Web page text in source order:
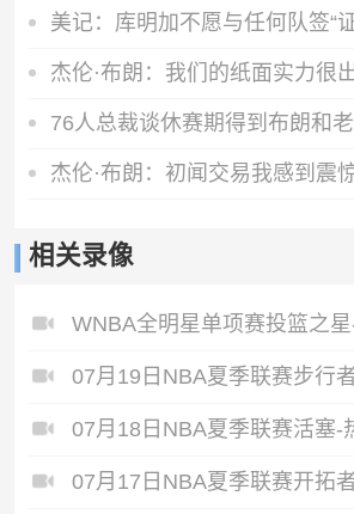
相关录像
07月19日NBA夏季联赛步行
07月18日NBA夏季联赛活塞-
07月17日NBA夏季联赛开拓